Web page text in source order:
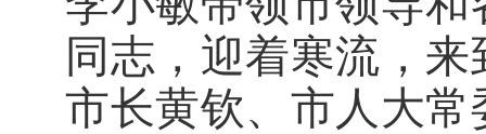
同志，迎着寒流，
市长黄钦、市人大